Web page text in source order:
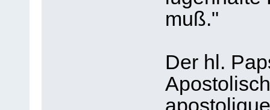
muß."
Der hl.